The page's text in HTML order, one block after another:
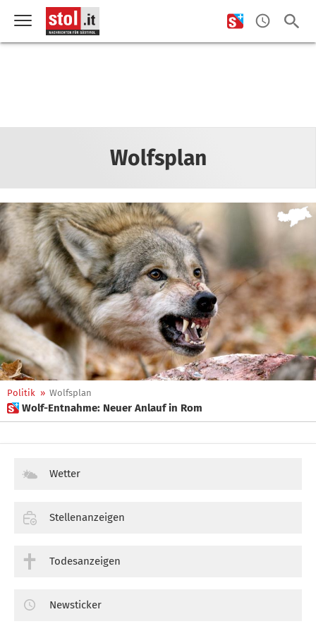
Wolfsplan
Politik » Wolfsplan
 Wolf-Entnahme: Neuer Anlauf in Rom
Wetter
Stellenanzeigen
Todesanzeigen
Newsticker